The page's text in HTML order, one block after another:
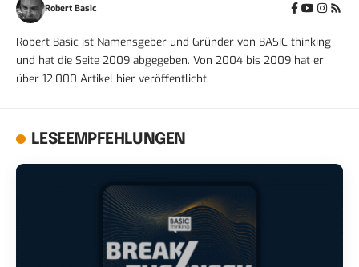
Robert Basic
Robert Basic ist Namensgeber und Gründer von BASIC thinking
und hat die Seite 2009 abgegeben. Von 2004 bis 2009 hat er
über 12.000 Artikel hier veröffentlicht.
LESEEMPFEHLUNGEN